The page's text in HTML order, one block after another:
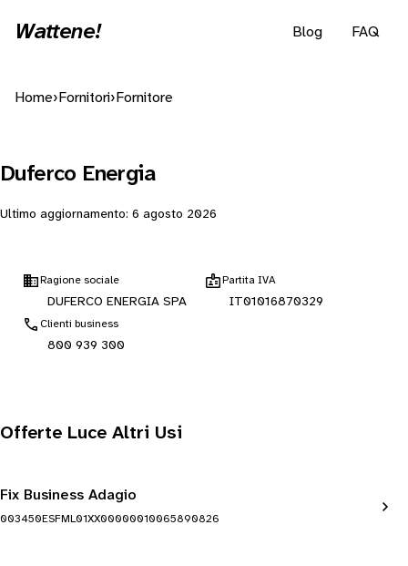
Wattene! Blog FAQ
Home› Fornitori› Fornitore
Duferco Energia
Ultimo aggiornamento: 6 agosto 2026
Ragione sociale
DUFERCO ENERGIA SPA
Partita IVA
IT01016870329
Clienti business
800 939 300
Offerte Luce Altri Usi
Fix Business Adagio
003450ESFML01XX00000010065890826